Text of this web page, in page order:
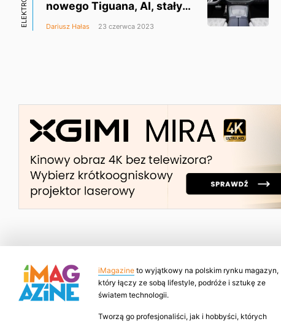
nowego Tiguana, AI, stały
Dariusz Hałas 23 czerwca 2023
iMagazine to wyjątkowy na polskim rynku magazyn,
który łączy ze sobą lifestyle, podróże i sztukę ze
światem technologii.
Tworzą go profesjonaliści, jak i hobbyści, których